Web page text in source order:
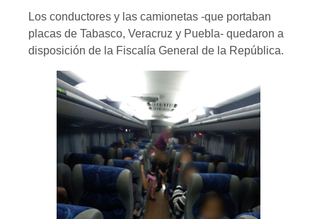
Los conductores y las camionetas -que portaban
placas de Tabasco, Veracruz y Puebla- quedaron a
disposición de la Fiscalía General de la República.